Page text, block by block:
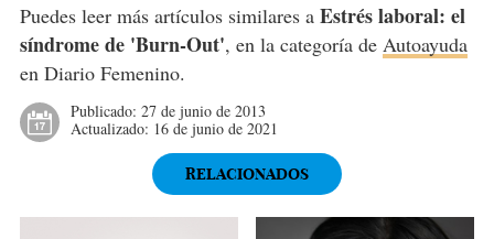
Puedes leer más artículos similares a Estrés laboral: el
síndrome de 'Burn-Out', en la categoría de Autoayuda
en Diario Femenino.
Publicado: 27 de junio de 2013
Actualizado: 16 de junio de 2021
RELACIONADOS